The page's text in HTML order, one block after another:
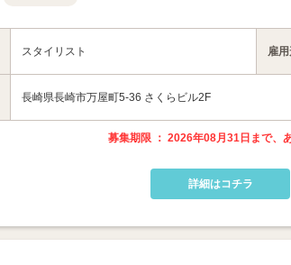
スタイリスト 雇
長崎県長崎市万屋町5-36 さくらビル2F
募集期限 ： 2026年08月31日まで、
詳細はコチラ